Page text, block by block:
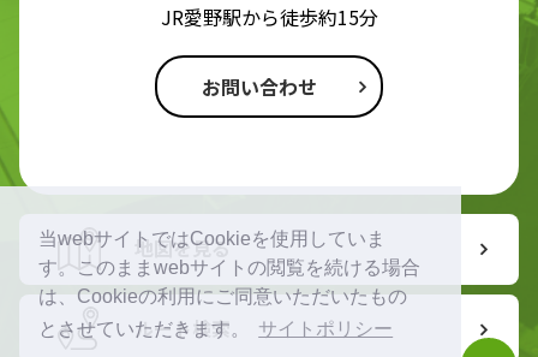
当webサイトではCookieを使用していま
す。このままwebサイトの閲覧を続ける場合
は、Cookieの利用にご同意いただいたもの
とさせていただきます。
サイトポリシー
JR愛野駅から徒歩約15分
お問い合わせ
地図を見る
ルート検索